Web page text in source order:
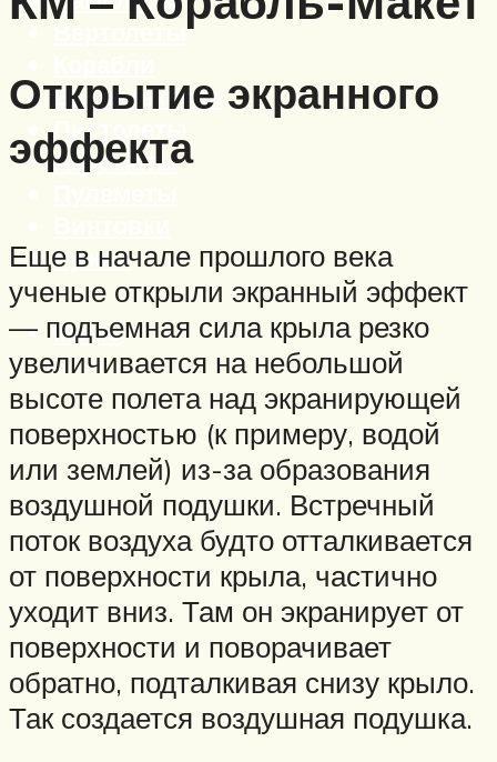
Бронетехника
Пистолеты
Автоматы
Ружья
Меню
Открытие экранного
эффекта
Еще в начале прошлого века
ученые открыли экранный эффект
— подъемная сила крыла резко
увеличивается на небольшой
высоте полета над экранирующей
поверхностью (к примеру, водой
или землей) из-за образования
воздушной подушки. Встречный
поток воздуха будто отталкивается
от поверхности крыла, частично
уходит вниз. Там он экранирует от
поверхности и поворачивает
обратно, подталкивая снизу крыло.
Так создается воздушная подушка.